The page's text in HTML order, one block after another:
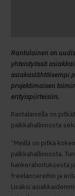
Rantalainen on
yhteistyössä
asiakaslähtöisempi
projektimaisen
erityispiirteisiin.
Rantalaisella on
palkkahallinnosta
“Meillä on pitkä
palkkahallinnosta.
hankerahoituksesta
freelancereihin ja
Lisäksi